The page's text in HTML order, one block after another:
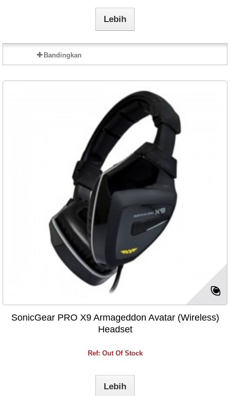
Lebih
Bandingkan
SonicGear PRO X9 Armageddon Avatar (Wireless)
Headset
Ref: Out Of Stock
Lebih